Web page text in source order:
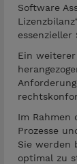
Software
Ein
Im Rahmen
Prozesse
Sie werden
optimal zu